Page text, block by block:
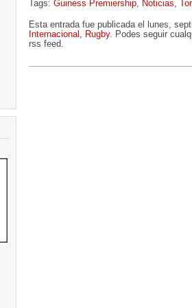
Tags: Guiness Premiership, Noticias,
Esta entrada fue publicada el lunes,
Internacional , Rugby. Podes seguir
rss feed.